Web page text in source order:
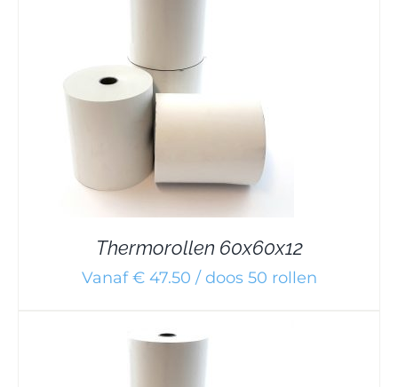
Thermorollen 60x60x12
Vanaf € 47.50 / doos 50 rollen